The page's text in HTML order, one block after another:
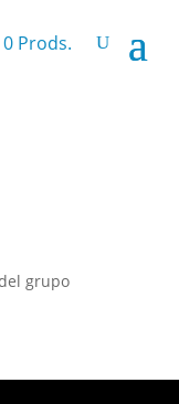
0 Prods.
grupo